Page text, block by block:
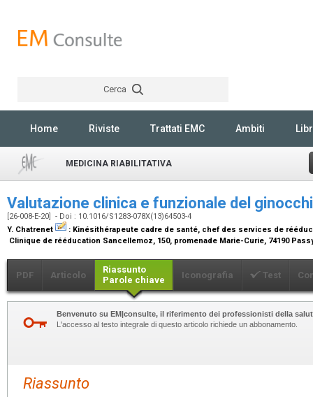
Cerca
Home Riviste Trattati EMC Ambiti
MEDICINA RIABILITATIVA
Valutazione clinica e funzionale del
[26-008-E-20] - Doi : 10.1016/S1283-078X(13)64503-4
Y. Chatrenet
: Kinésithérapeute cadre de santé, chef des services de
Clinique de rééducation Sancellemoz, 150, promenade Marie-Curie, 74190
PDF Articolo
Riassunto
Parole chiave
Iconografia Test
Benvenuto su EM|consulte, il riferimento dei professionisti della
L'accesso al testo integrale di questo articolo richiede un abbonamento.
Riassunto